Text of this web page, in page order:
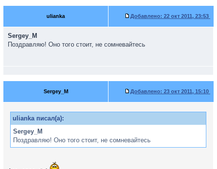
ulianka Добавлено: 22 окт 2011, 23:53
Sergey_M
Поздравляю! Оно того стоит, не сомневайтесь
Sergey_M Добавлено: 23 окт 2011, 15:10
ulianka писал(а):
Sergey_M
Поздравляю! Оно того стоит, не сомневайтесь